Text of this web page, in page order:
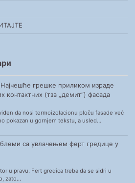
Најчешће грешке приликом израде
контактних (тзв „демит“) фасада
da nosi termoizolacionu ploču fasade već
pokazan u gornjem tekstu, a usled…
са увлачењем ферт гредице у
u pravu. Fert gredica treba da se sidri u
zato…